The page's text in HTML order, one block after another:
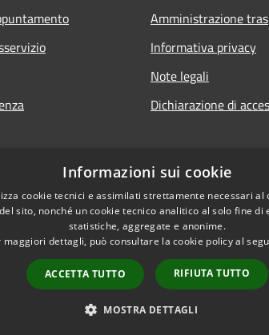
Amministrazione
Informativa privacy
Note legali
Dichiarazione di
Copyright ©
Informazioni sui cookie
cookie tecnici e assimilati strettamente necessari
sito, nonché un cookie tecnico analitico al solo fine
statistiche, aggregate e anonime.
maggiori dettagli, può consultare la cookie policy al
ACCETTA TUTTO RIFIUTA TUTTO
MOSTRA DETTAGLI